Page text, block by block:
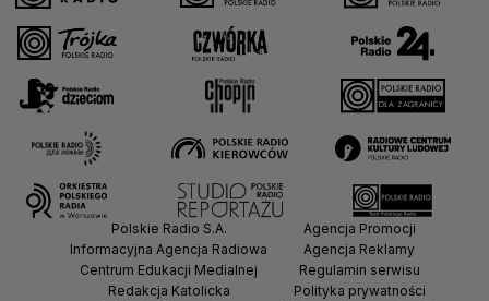
Polskie Radio S.A.
Informacyjna Agencja Radiowa
Centrum Edukacji Medialnej
Redakcja Katolicka
Agencja Promocji
Agencja Reklamy
Regulamin serwisu
Polityka prywatności